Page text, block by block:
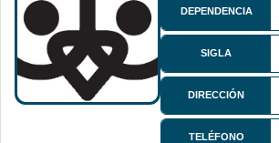
DEPENDENCIA
SIGLA
DIRECCIÓN
TELÉFONO